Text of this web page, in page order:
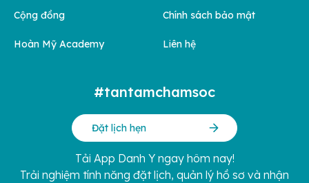
Cộng đồng
Hoàn Mỹ Academy
Chính sách bảo mật
Liên hệ
#tantamchamsoc
Đặt lịch hẹn
Tải App Danh Y ngay hôm nay!
Trải nghiệm tính năng đặt lịch, quản lý hồ sơ và nhận